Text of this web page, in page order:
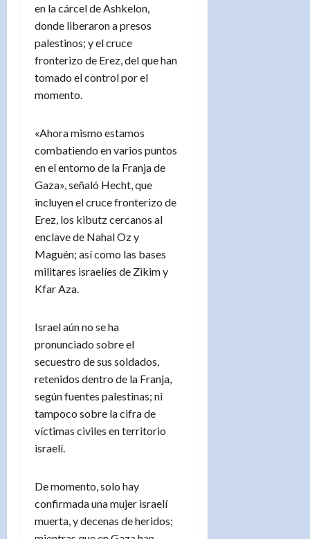
en la cárcel de Ashkelon,
donde liberaron a presos
palestinos; y el cruce
fronterizo de Erez, del que han
tomado el control por el
momento.
«Ahora mismo estamos
combatiendo en varios puntos
en el entorno de la Franja de
Gaza», señaló Hecht, que
incluyen el cruce fronterizo de
Erez, los kibutz cercanos al
enclave de Nahal Oz y
Maguén; así como las bases
militares israelíes de Zikim y
Kfar Aza.
Israel aún no se ha
pronunciado sobre el
secuestro de sus soldados,
retenidos dentro de la Franja,
según fuentes palestinas; ni
tampoco sobre la cifra de
víctimas civiles en territorio
israelí.
De momento, solo hay
confirmada una mujer israelí
muerta, y decenas de heridos;